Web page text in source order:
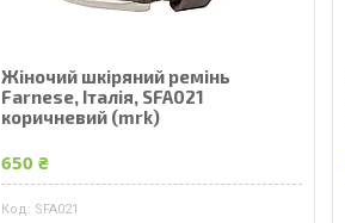
Жіночий шкіряний ремінь
Farnese, Італія, SFA021
коричневий (mrk)
650 ₴
SFA021